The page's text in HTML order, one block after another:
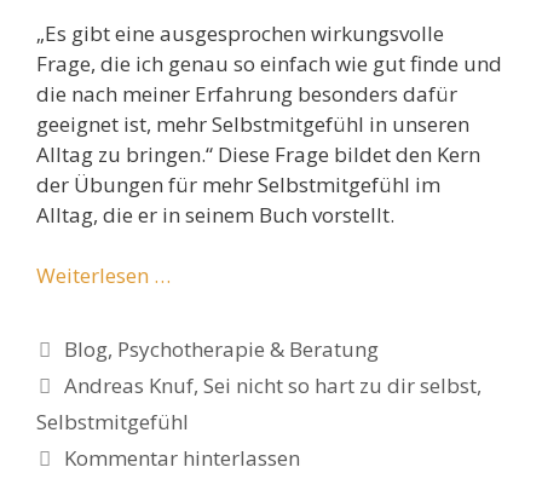
„Es gibt eine ausgesprochen wirkungsvolle
Frage, die ich genau so einfach wie gut finde und
die nach meiner Erfahrung besonders dafür
geeignet ist, mehr Selbstmitgefühl in unseren
Alltag zu bringen.“ Diese Frage bildet den Kern
der Übungen für mehr Selbstmitgefühl im
Alltag, die er in seinem Buch vorstellt.
Weiterlesen …
Kategorien
Blog, Psychotherapie & Beratung
Schlagwörter
Andreas Knuf,Sei nicht so hart zu dir selbst,
Selbstmitgefühl
Kommentar hinterlassen